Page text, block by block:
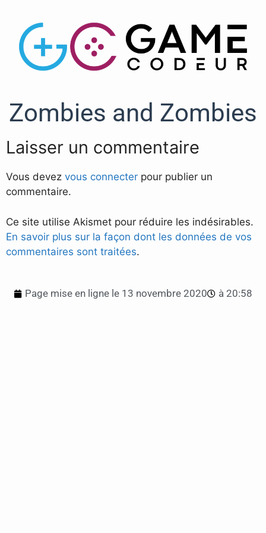
Zombies and Zombies
Laisser un commentaire
Vous devez vous connecter pour publier un
commentaire.
Ce site utilise Akismet pour réduire les indésirables.
En savoir plus sur la façon dont les données de vos
commentaires sont traitées.
Page mise en ligne le 13 novembre 2020 à 20:58